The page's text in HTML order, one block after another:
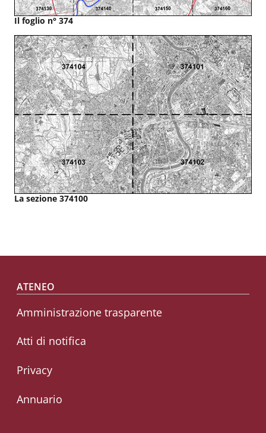
Il foglio n° 374
La sezione 374100
Footer menu
ATENEO
Amministrazione trasparente
Atti di notifica
Privacy
Annuario